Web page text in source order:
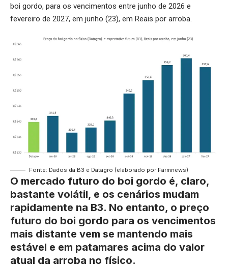
boi gordo, para os vencimentos entre junho de 2026 e
fevereiro de 2027, em junho (23), em Reais por arroba.
Fonte: Dados da B3 e Datagro (elaborado por Farmnews)
O mercado futuro do boi gordo é, claro,
bastante volátil, e os cenários mudam
rapidamente na B3. No entanto, o preço
futuro do boi gordo para os vencimentos
mais distante vem se mantendo mais
estável e em patamares acima do valor
atual da arroba no físico.